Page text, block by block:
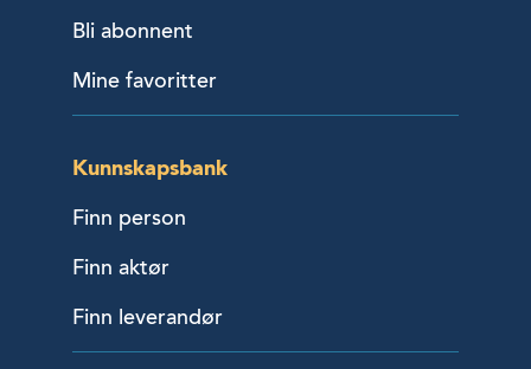
Bli abonnent
Mine favoritter
Kunnskapsbank
Finn person
Finn aktør
Finn leverandør